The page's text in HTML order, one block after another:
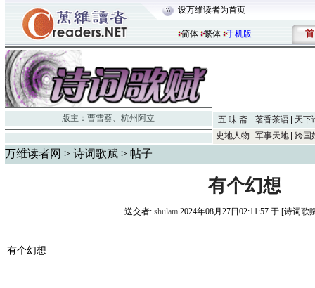
设万维读者为首页
简体 繁体 手机版 首
版主： 曹雪葵、 杭州阿立 五 味 斋 茗香茶语
天下
史地人物
军事天地 跨国
万维读者网 > 诗词歌赋 > 帖子
有个幻想
送交者: shulam2024年08月27日02:11:57 于 [诗词歌
有个幻想